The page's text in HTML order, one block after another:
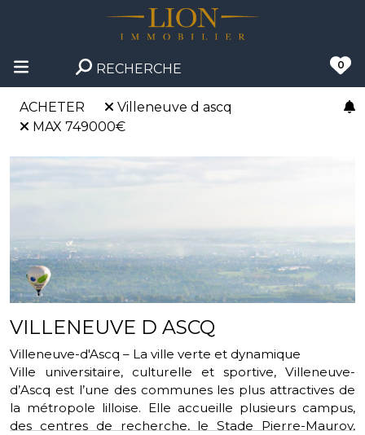
RECHERCHE 0
ACHETER
Villeneuve d ascq
MAX 749000€
VILLENEUVE D ASCQ
Villeneuve-d'Ascq – La ville verte et dynamique
Ville universitaire, culturelle et sportive, Villeneuve-
d’Ascq est l’une des communes les plus attractives de
la métropole lilloise. Elle accueille plusieurs campus,
des centres de recherche, le Stade Pierre-Mauroy,